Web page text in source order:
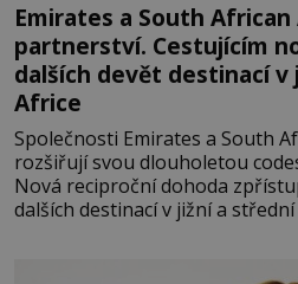
Emirates a South
partnerství. Cestujícím
dalších devět destinací
Africe
Společnosti Emirates a South
rozšiřují svou dlouholetou
Nová reciproční dohoda
dalších destinací v jižní a